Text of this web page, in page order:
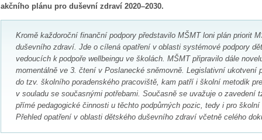
akčního plánu pro duševní zdraví 2020–2030.
Kromě každoroční finanční podpory představilo MŠMT loni plán priorit
duševního zdraví. Jde o cílená opatření v oblasti systémové podpory
vedoucích k podpoře wellbeingu ve školách. MŠMT připravilo dále
momentálně ve 3. čtení v Poslanecké sněmovně. Legislativní ukotvení
do tzv. školního poradenského pracoviště, kam patří i školní metodik
v souladu se současnými potřebami. Současně se uvažuje o zavedení
přímé pedagogické činnosti u těchto podpůrných pozic, tedy i pro
Přehled opatření v oblasti dětského duševního zdraví včetně celého